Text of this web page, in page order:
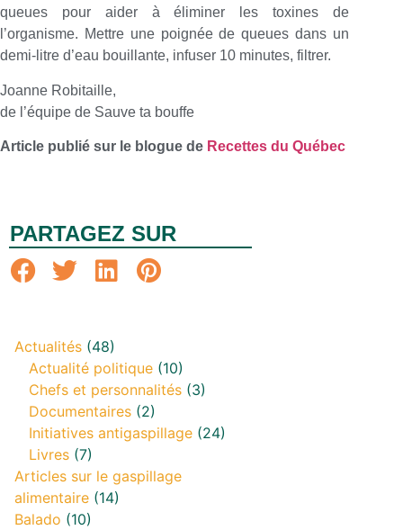
queues pour aider à éliminer les toxines de
l’organisme. Mettre une poignée de queues dans un
demi-litre d’eau bouillante, infuser 10 minutes, filtrer.
Joanne Robitaille,
de l’équipe de Sauve ta bouffe
Article publié sur le blogue de Recettes du Québec
PARTAGEZ SUR
Actualités (48)
Actualité politique (10)
Chefs et personnalités (3)
Documentaires (2)
Initiatives antigaspillage (24)
Livres (7)
Articles sur le gaspillage
alimentaire (14)
Balado (10)